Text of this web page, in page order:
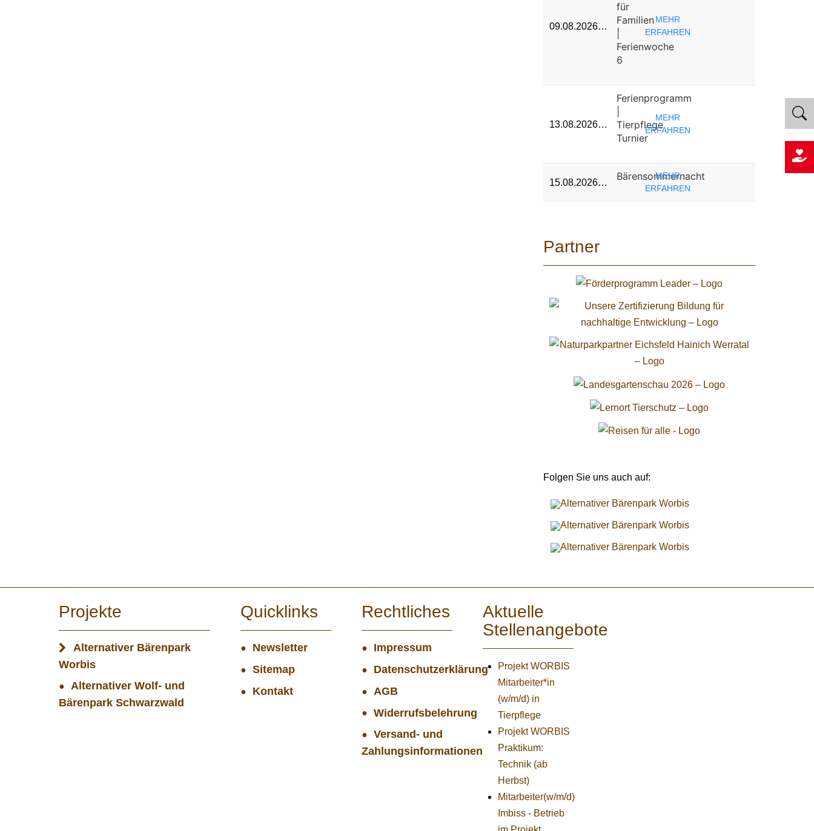
09.08.2026…
für
Familien
Ferienwoche
6
MEHR
ERFAHREN
13.08.2026…
Ferienprogramm
Tierpflege
Turnier
MEHR
ERFAHREN
15.08.2026… Bärensommernacht
MEHR
ERFAHREN
Partner
Folgen Sie uns auch auf:
Projekte
Alternativer Bärenpark
Worbis
Alternativer Wolf- und
Bärenpark Schwarzwald
Quicklinks
Newsletter
Sitemap
Kontakt
Rechtliches
Impressum
Datenschutzerklärung
AGB
Widerrufsbelehrung
Versand- und
Zahlungsinformationen
Aktuelle
Stellenangebote
Projekt WORBIS
Mitarbeiter*in
(w/m/d) in
Tierpflege
Projekt WORBIS
Praktikum:
Technik (ab
Herbst)
Mitarbeiter(w/m/d)
Imbiss - Betrieb